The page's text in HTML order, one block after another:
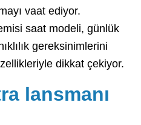
vaat ediyor.
saat modeli, günlük
gereksinimlerini
dikkat çekiyor.
lansmanı